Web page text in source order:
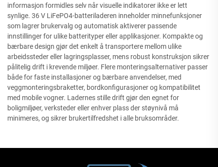
informasjon formidles selv når visuelle indikatorer ikke er lett
synlige. 36 V LiFePO4-batteriladeren inneholder minnefunksjoner
som lagrer brukervalg og automatisk aktiverer passende
innstillinger for ulike batterityper eller applikasjoner. Kompakte og
bærbare design gjør det enkelt å transportere mellom ulike
arbeidssteder eller lagringsplasser, mens robust konstruksjon sikrer
pålitelig drift i krevende miljøer. Flere monteringsalternativer passer
både for faste installasjoner og bærbare anvendelser, med
veggmonteringsbraketter, bordkonfigurasjoner og kompatibilitet
med mobile vogner. Ladernes stille drift gjør den egnet for
boligmiljøer, verksteder eller enhver plass der støynivå må
minimeres, og sikrer brukertilfredshet i alle bruksområder.